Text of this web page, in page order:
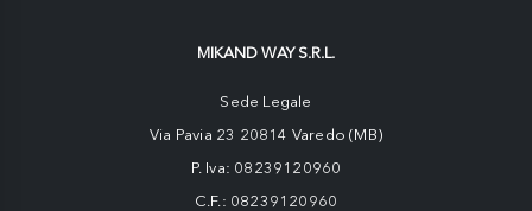
MIKAND WAY S.R.L.
Sede Legale
Via Pavia 23 20814 Varedo (MB)
P. Iva: 08239120960
C.F.: 08239120960